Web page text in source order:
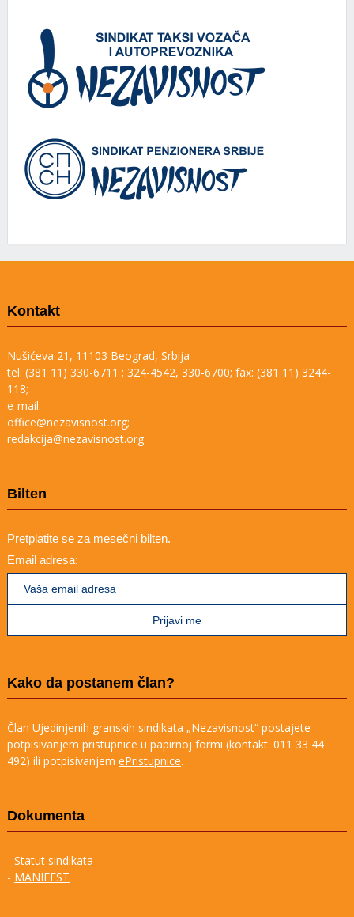
Kontakt
Nušićeva 21, 11103 Beograd, Srbija
tel: (381 11) 330-6711 ; 324-4542, 330-6700; fax: (381 11) 3244-
118;
e-mail:
office@nezavisnost.org;
redakcija@nezavisnost.org
Bilten
Pretplatite se za mesečni bilten.
Email adresa:
Kako da postanem član?
Član Ujedinjenih granskih sindikata „Nezavisnost“ postajete
potpisivanjem pristupnice u papirnoj formi (kontakt: 011 33 44
492) ili potpisivanjem ePristupnice.
Dokumenta
- Statut sindikata
- MANIFEST